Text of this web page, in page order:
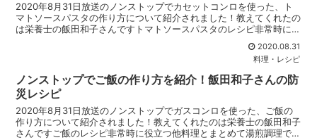
2020年8月31日放送のノンストップでカセットコンロを使った、ト
マトソースパスタの作り方について紹介されました！教えてくれたの
は栄養士の飯田和子さんですトマトソースパスタのレシピ非常時に役
2020.08.31
料理・レシピ
ノンストップでご飯の作り方を紹介！飯田和子さんの防
災レシピ
2020年8月31日放送のノンストップでガスコンロを使った、ご飯の
作り方について紹介されました！教えてくれたのは栄養士の飯田和子
さんですご飯のレシピ非常時に役立つ他料理とまとめて湯煎調理でき